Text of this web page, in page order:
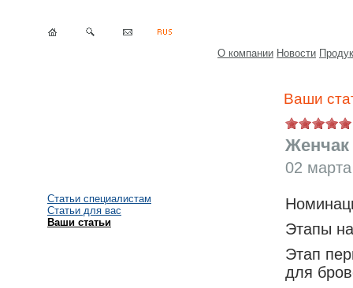
О компании Новости
Статьи специалистам
Статьи для вас
Ваши статьи
Ваши
Женчак
02
Этапы
Этап
для